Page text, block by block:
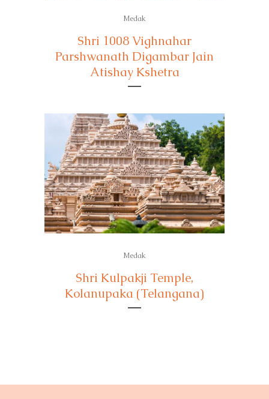
Medak
Shri 1008 Vighnahar
Parshwanath Digambar Jain
Atishay Kshetra
Medak
⁠Shri Kulpakji Temple,
Kolanupaka (Telangana)